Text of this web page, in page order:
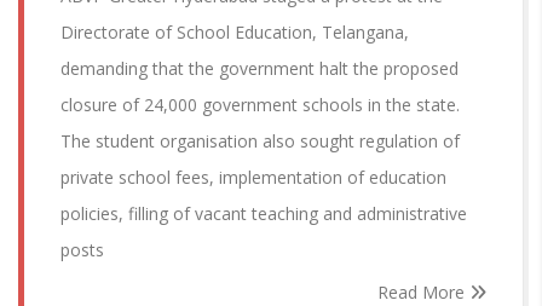
Directorate of School Education, Telangana,
demanding that the government halt the proposed
closure of 24,000 government schools in the state.
The student organisation also sought regulation of
private school fees, implementation of education
policies, filling of vacant teaching and administrative
posts
Read More